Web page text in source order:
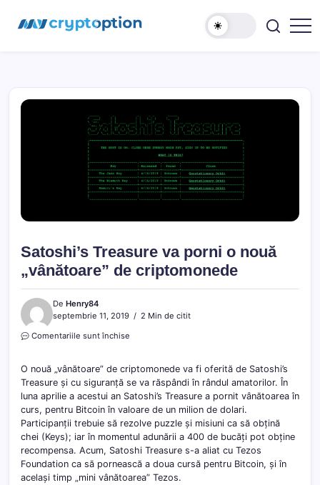
MyCryptOption
Satoshi’s Treasure va porni o nouă
„vânătoare” de criptomonede
De Henry84
septembrie 11, 2019
2 Min de citit
Comentariile sunt închise
va
porni
o
nouă
„vânătoare”
de
criptomonede
O nouă „vânătoare” de criptomonede va fi oferită de Satoshi’s
Treasure și cu siguranță se va răspândi în rândul amatorilor. În
luna aprilie a acestui an Satoshi’s Treasure a pornit vânătoarea în
curs, pentru Bitcoin în valoare de un milion de dolari.
Participanții trebuie să rezolve puzzle și misiuni ca să obțină
chei (Keys); iar în momentul adunării a 400 de bucăți pot obține
recompensa. Acum, Satoshi Treasure s-a aliat cu Tezos
Foundation ca să pornească a doua cursă pentru Bitcoin, și în
același timp „mini vânătoarea” Tezos.